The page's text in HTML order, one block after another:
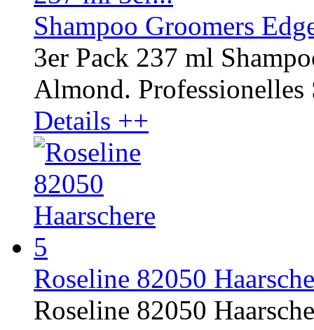
Shampoo Groomers
3er Pack 237 ml
Almond. Professionelles
Details ++
Roseline 82050
Roseline 82050